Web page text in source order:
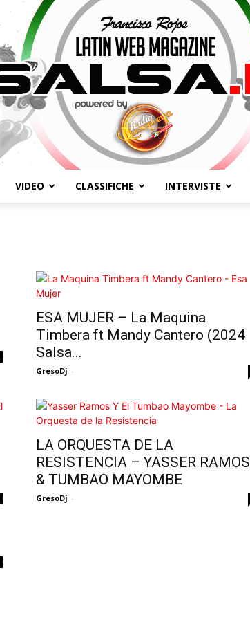
VIDEO CLASSIFICHE INTERVISTE
ESA MUJER – La Maquina
Timbera ft Mandy Cantero (2024
Salsa...
GresoDj -
LA ORQUESTA DE LA
RESISTENCIA – YASSER RAMOS
& TUMBAO MAYOMBE
GresoDj -